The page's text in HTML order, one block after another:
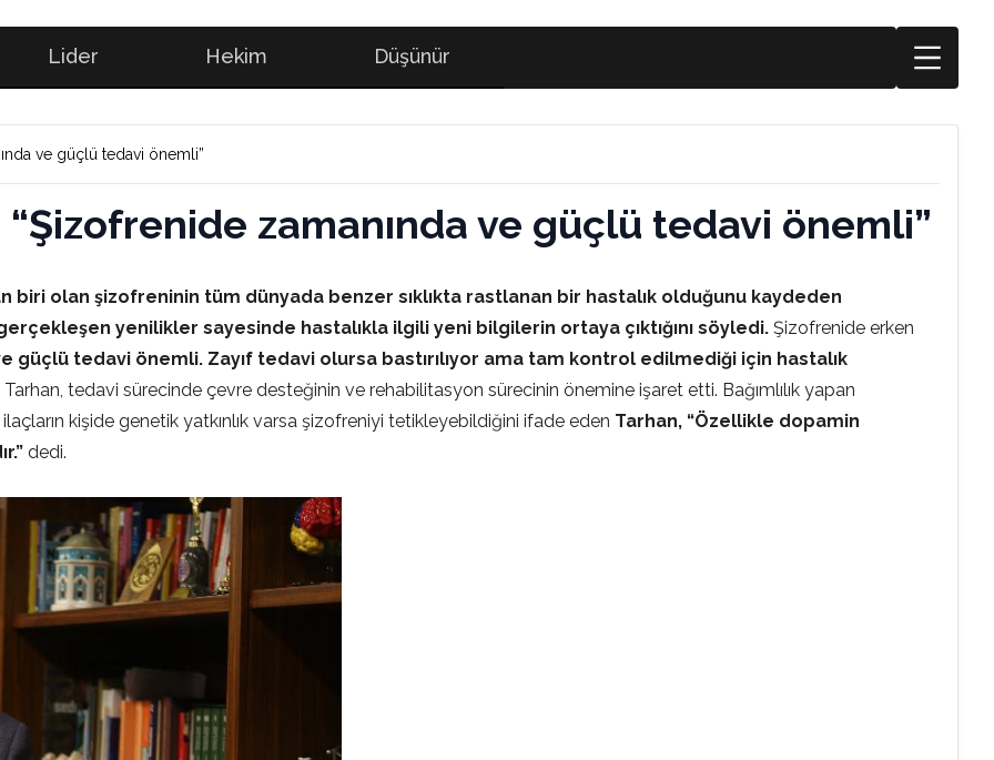
Lider Hekim Düşünür
ve güçlü tedavi önemli”
“Şizofrenide zamanında ve güçlü tedavi önemli”
biri olan şizofreninin tüm dünyada benzer sıklıkta rastlanan bir hastalık olduğunu kaydeden
yenilikler sayesinde hastalıkla ilgili yeni bilgilerin ortaya çıktığını söyledi. Şizofrenide erken
güçlü tedavi önemli. Zayıf tedavi olursa bastırılıyor ama tam kontrol edilmediği için hastalık
Tarhan, tedavi sürecinde çevre desteğinin ve rehabilitasyon sürecinin önemine işaret etti. Bağımlılık yapan
kişide genetik yatkınlık varsa şizofreniyi tetikleyebildiğini ifade eden Tarhan, “Özellikle dopamin
dedi.